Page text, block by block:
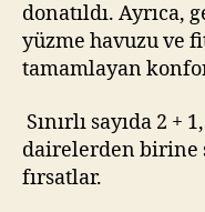
donatıldı. Ayrıca,
yüzme havuzu ve
tamamlayan
Sınırlı sayıda 2 +
dairelerden birine
fırsatlar.